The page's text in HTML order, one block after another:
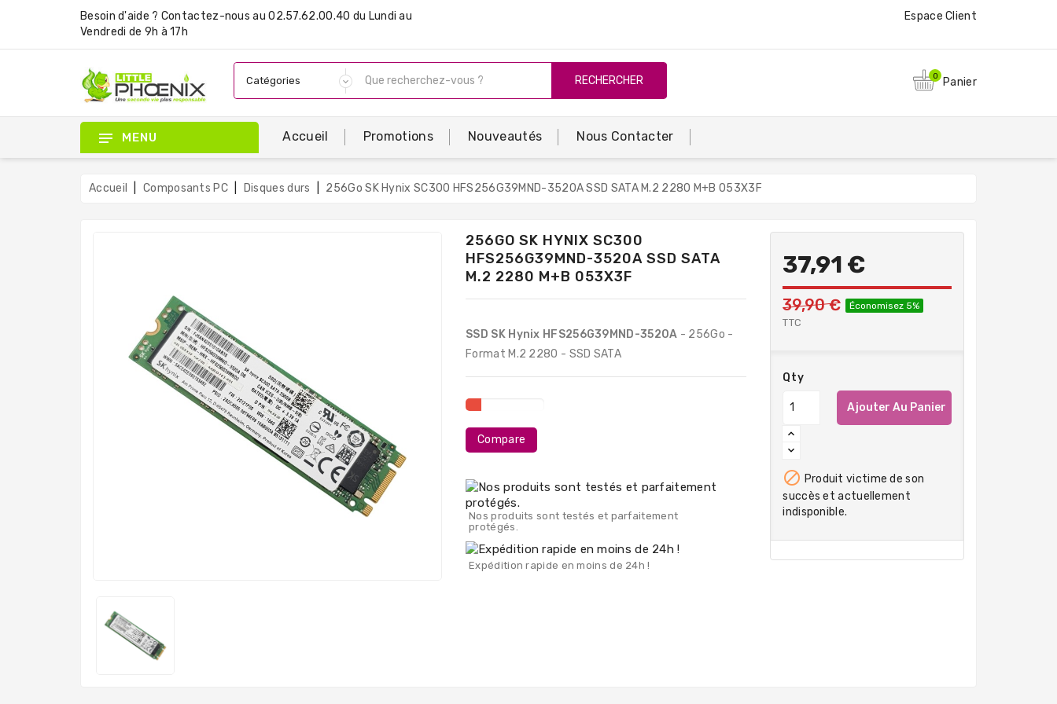
Besoin d'aide ? Contactez-nous au 02.57.62.00.40 du Lundi au
Vendredi de 9h à 17h
Espace Client
RECHERCHER 0 Panier
MENU Accueil Promotions Nouveautés Nous Contacter
Accueil Composants PC Disques durs 256Go SK Hynix SC300 HFS256G39MND-3520A SSD SATA M.2 2280 M+B 053X3F
256GO SK HYNIX SC300
HFS256G39MND-3520A SSD SATA
M.2 2280 M+B 053X3F
SSD SK Hynix HFS256G39MND-3520A - 256Go -
Format M.2 2280 - SSD SATA
Compare
Nos produits sont testés et parfaitement
protégés.
Expédition rapide en moins de 24h !
37,91 €
39,90 € Économisez 5%
TTC
Qty
Ajouter Au Panier
 Produit victime de son
succès et actuellement
indisponible.